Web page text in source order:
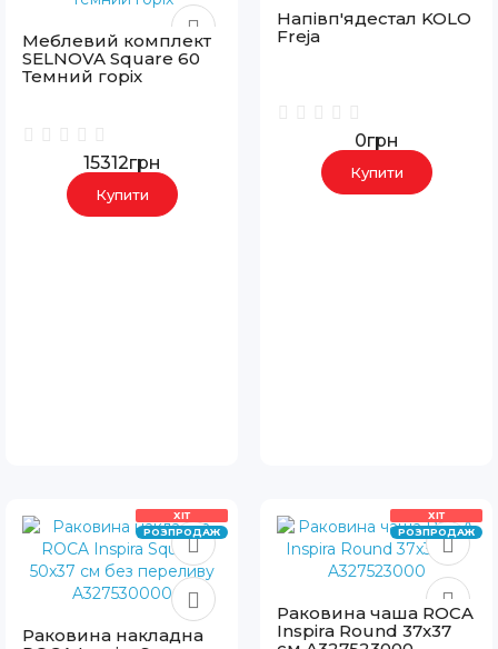
Меблевий комплект
SELNOVA Square 60
Темний горіх
15312грн
Купити
Напівп'ядестал KOLO
Freja
0грн
Купити
ХІТ
РОЗПРОДАЖ
Раковина накладна
ХІТ
РОЗПРОДАЖ
Раковина чаша ROCA
Inspira Round 37x37